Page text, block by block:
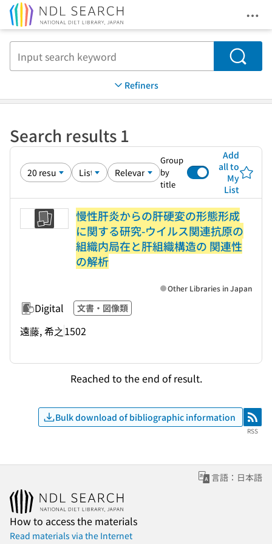
Search
Refiners
Search results 1
Group
by
title
Add
all to
My
List
慢性肝炎からの肝硬変の形態形成
に関する研究-ウイルス関連抗原の
組織内局在と肝組織構造の 関連性
の解析
Digital 文書・図像類
遠藤, 希之1502
Other Libraries in Japan
Reached to the end of result.
Bulk download of bibliographic information RSS
RSS
言語：日本語
How to access the materials
Read materials via the Internet